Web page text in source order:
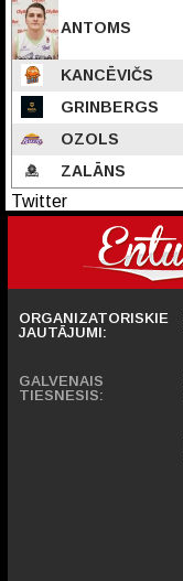
ANTOMS
KANCĒVIČS
GRINBERGS
OZOLS
ZALĀNS
Twitter
ORGANIZATORISKIE
JAUTĀJUMI:
GALVENAIS
TIESNESIS: